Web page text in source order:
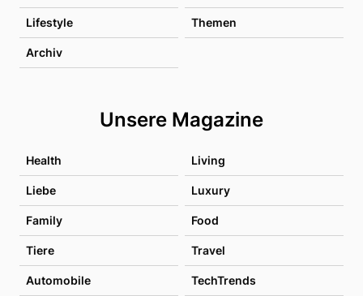
Lifestyle Themen
Archiv
Unsere Magazine
Health Living
Liebe Luxury
Family Food
Tiere Travel
Automobile TechTrends